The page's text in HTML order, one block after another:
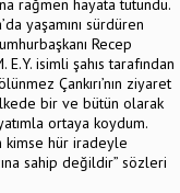
rağmen hayata tutundu.
yaşamını sürdüren
Recep
isimli şahıs tarafından
Çankırı’nın ziyaret
bir ve bütün olarak
ortaya koydum.
kimse hür iradeyle
sahip değildir” sözleri